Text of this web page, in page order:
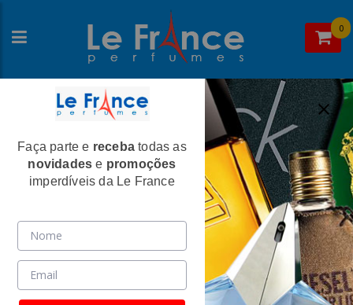
0
Home>Paco Rabanne>Perfumes Femininos
Lady Million Fabulous Feminino Eau De
Parfum - Paco Rabanne
(2645)
Faça parte e receba todas as
novidades e promoções
imperdíveis da Le France